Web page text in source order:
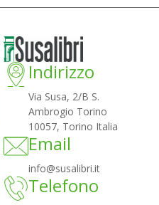
Indirizzo
Via Susa, 2/B S.
Ambrogio Torino
10057, Torino Italia
Email
info@susalibri.it
Telefono